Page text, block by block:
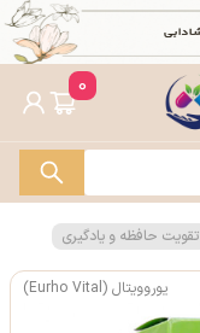
0
تقویت حافظه و یادگیری
یوروویتال (Eurho Vital)